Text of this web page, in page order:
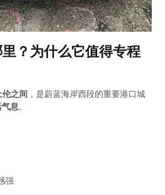
？为什么它值得专程
伦之间 ，是蔚蓝海岸西段的重要港口城
息。
强